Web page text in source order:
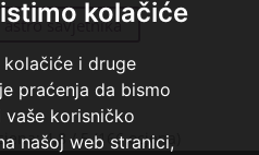
kolačiće
kolačiće i druge
praćenja da bismo
vaše korisničko
našoj web stranici,
min
astro savjetnika
4.8 / 5 (166 ocjena)